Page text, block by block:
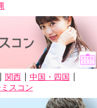
関西
中国・四国
スコン